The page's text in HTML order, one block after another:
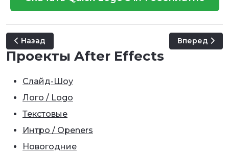
Предыдущий: Superhero Logo
Назад Следующий:
Вперед
Проекты After Effects
Слайд-Шоу
Лого / Logo
Текстовые
Интро / Openers
Новогодние